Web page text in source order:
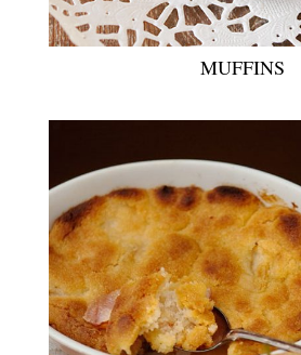
MUFFINS